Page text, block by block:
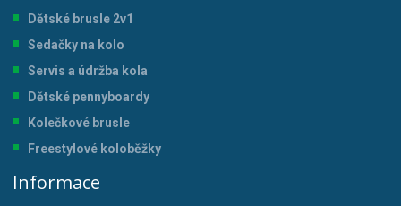
Dětské brusle 2v1
Sedačky na kolo
Servis a údržba kola
Dětské pennyboardy
Kolečkové brusle
Freestylové koloběžky
Informace